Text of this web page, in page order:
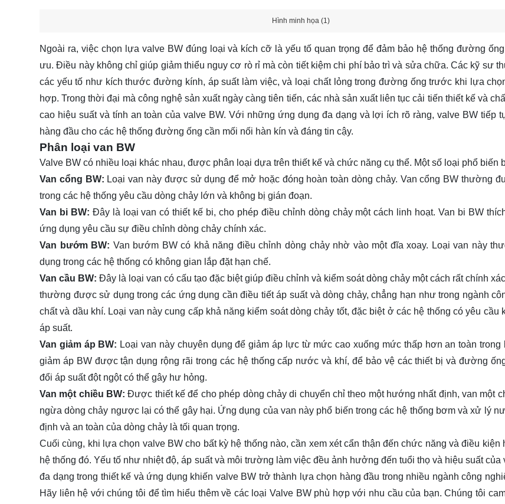
Hình minh họa (1)
Ngoài ra, việc chọn lựa valve BW đúng loại và kích cỡ là yếu tố quan trọng để đảm bảo hệ thống đường
ưu. Điều này không chỉ giúp giảm thiểu nguy cơ rò rỉ mà còn tiết kiệm chi phí bảo trì và sửa chữa. Các kỹ sư
các yếu tố như kích thước đường kính, áp suất làm việc, và loại chất lỏng trong đường ống trước khi lựa
hợp. Trong thời đại mà công nghệ sản xuất ngày càng tiên tiến, các nhà sản xuất liên tục cải tiến thiết kế và
cao hiệu suất và tính an toàn của valve BW. Với những ứng dụng đa dạng và lợi ích rõ ràng, valve BW tiếp
hàng đầu cho các hệ thống đường ống cần mối nối hàn kín và đáng tin cậy.
Phân loại van BW
Valve BW có nhiều loại khác nhau, được phân loại dựa trên thiết kế và chức năng cụ thể. Một số loại phổ biến
Van cổng BW: Loại van này được sử dụng để mở hoặc đóng hoàn toàn dòng chảy. Van cổng BW thường
trong các hệ thống yêu cầu dòng chảy lớn và không bị gián đoạn.
Van bi BW: Đây là loại van có thiết kế bi, cho phép điều chỉnh dòng chảy một cách linh hoạt. Van bi BW
ứng dụng yêu cầu sự điều chỉnh dòng chảy chính xác.
Van bướm BW: Van bướm BW có khả năng điều chỉnh dòng chảy nhờ vào một đĩa xoay. Loại van này
dụng trong các hệ thống có không gian lắp đặt hạn chế.
Van cầu BW:Đây là loại van có cấu tạo đặc biệt giúp điều chỉnh và kiểm soát dòng chảy một cách rất chính
thường được sử dụng trong các ứng dụng cần điều tiết áp suất và dòng chảy, chẳng hạn như trong ngành
chất và dầu khí. Loại van này cung cấp khả năng kiểm soát dòng chảy tốt, đặc biệt ở các hệ thống có yêu cầu
áp suất.
Van giảm áp BW: Loại van này chuyên dụng để giảm áp lực từ mức cao xuống mức thấp hơn an toàn trong
giảm áp BW được tận dụng rộng rãi trong các hệ thống cấp nước và khí, để bảo vệ các thiết bị và đường
đổi áp suất đột ngột có thể gây hư hỏng.
Van một chiều BW:Được thiết kế để cho phép dòng chảy di chuyển chỉ theo một hướng nhất định, van một
ngừa dòng chảy ngược lại có thể gây hại. Ứng dụng của van này phổ biến trong các hệ thống bơm và xử lý
định và an toàn của dòng chảy là tối quan trọng.
Cuối cùng, khi lựa chọn valve BW cho bất kỳ hệ thống nào, cần xem xét cẩn thận đến chức năng và điều kiện
hệ thống đó. Yếu tố như nhiệt độ, áp suất và môi trường làm việc đều ảnh hưởng đến tuổi thọ và hiệu suất của
đa dạng trong thiết kế và ứng dụng khiến valve BW trở thành lựa chọn hàng đầu trong nhiều ngành công
Hãy liên hệ với chúng tôi để tìm hiểu thêm về các loại Valve BW phù hợp với nhu cầu của bạn. Chúng tôi